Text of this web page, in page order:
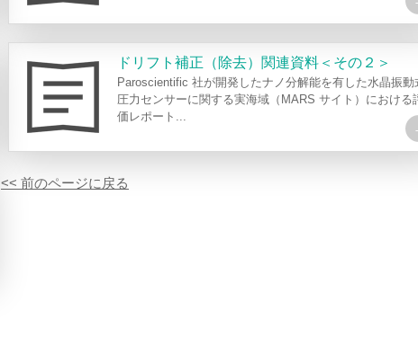
ドリフト補正（除去）関連資料＜その２＞
Paroscientific 社が開発したナノ分解能を有した水晶振動
圧力センサーに関する実海域（MARS サイト）における
価レポート...
<< 前のページに戻る